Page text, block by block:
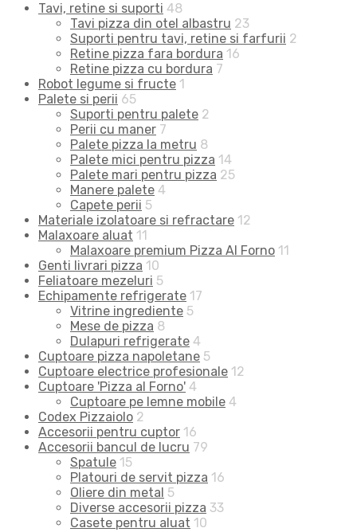
Tavi, retine si suporti 48
Tavi pizza din otel albastru 23
Suporti pentru tavi, retine si farfurii 2
Retine pizza fara bordura 16
Retine pizza cu bordura 7
Robot legume si fructe 1
Palete si perii 65
Suporti pentru palete 2
Perii cu maner 7
Palete pizza la metru 8
Palete mici pentru pizza 14
Palete mari pentru pizza 25
Manere palete 4
Capete perii 5
Materiale izolatoare si refractare 12
Malaxoare aluat 11
Malaxoare premium Pizza Al Forno 11
Genti livrari pizza 10
Feliatoare mezeluri 5
Echipamente refrigerate 17
Vitrine ingrediente 5
Mese de pizza 8
Dulapuri refrigerate 4
Cuptoare pizza napoletane 5
Cuptoare electrice profesionale 12
Cuptoare 'Pizza al Forno' 4
Cuptoare pe lemne mobile 4
Codex Pizzaiolo 2
Accesorii pentru cuptor 16
Accesorii bancul de lucru 79
Spatule 15
Platouri de servit pizza 16
Oliere din metal 5
Diverse accesorii pizza 33
Casete pentru aluat 10